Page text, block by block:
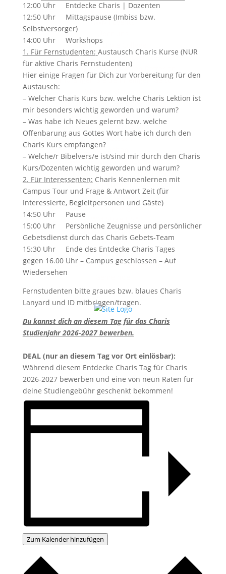
International
AWMI Events
Charis Bible College
Die Geschichte des Dienstes
Nehmen Sie Jesus als Ihren Retter an
Empfangen Sie den Heiligen Geist
Warum kostenlose Downloads?
Nimm Kontakt mit uns auf
Datenschutzerklärung
Impressum
Webshop
AWM Webshop Deutschland
AWM Katalog | Deutsch (Download)
AWM Catalog | English (Download)
Mein Konto / Login
AWM Shop England
SPENDEN/PARTNER
Spenden
Partner
2025 AWM-Charis Team in deiner
12:00 Uhr Entdecke Charis | Dozenten
12:50 Uhr Mittagspause (Imbiss bzw.
Selbstversorger)
14:00 Uhr Workshops
1. Für Fernstudenten: Austausch Charis Kurse (NUR
für aktive Charis Fernstudenten)
Hier einige Fragen für Dich zur Vorbereitung für den
Austausch:
– Welcher Charis Kurs bzw. welche Charis Lektion ist
mir besonders wichtig geworden und warum?
– Was habe ich Neues gelernt bzw. welche
Offenbarung aus Gottes Wort habe ich durch den
Charis Kurs empfangen?
– Welche/r Bibelvers/e ist/sind mir durch den Charis
Kurs/Dozenten wichtig geworden und warum?
2. Für Interessenten: Charis Kennenlernen mit
Campus Tour und Frage & Antwort Zeit (für
Interessierte, Begleitpersonen und Gäste)
14:50 Uhr Pause
15:00 Uhr Persönliche Zeugnisse und persönlicher
Gebetsdienst durch das Charis Gebets-Team
15:30 Uhr Ende des Entdecke Charis Tages
gegen 16.00 Uhr – Campus geschlossen – Auf
Wiedersehen
Fernstudenten bitte graues bzw. blaues Charis
Lanyard und ID mitbringen/tragen.
Du kannst dich an diesem Tag für das Charis
Studienjahr 2026-2027 bewerben.
DEAL (nur an diesem Tag vor Ort einlösbar):
Während diesem Entdecke Charis Tag für Charis
2026-2027 bewerben und eine von neun Raten für
deine Studiengebühr geschenkt bekommen!
Zum Kalender hinzufügen